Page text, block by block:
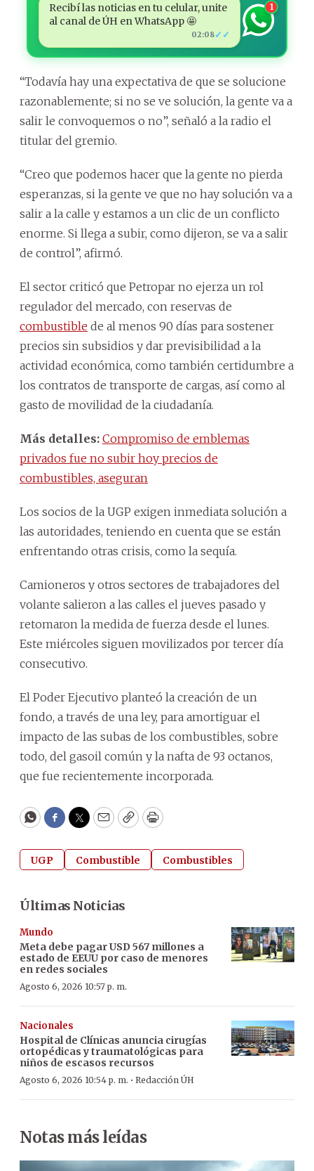
Recibí las noticias en tu celular, unite
al canal de ÚH en WhatsApp 🤩
02:08✓✓
1
“Todavía hay una expectativa de que se solucione
razonablemente; si no se ve solución, la gente va a
salir le convoquemos o no”, señaló a la radio el
titular del gremio.
“Creo que podemos hacer que la gente no pierda
esperanzas, si la gente ve que no hay solución va a
salir a la calle y estamos a un clic de un conflicto
enorme. Si llega a subir, como dijeron, se va a salir
de control”, afirmó.
El sector criticó que Petropar no ejerza un rol
regulador del mercado, con reservas de
combustible de al menos 90 días para sostener
precios sin subsidios y dar previsibilidad a la
actividad económica, como también certidumbre a
los contratos de transporte de cargas, así como al
gasto de movilidad de la ciudadanía.
Más detalles: Compromiso de emblemas
privados fue no subir hoy precios de
combustibles, aseguran
Los socios de la UGP exigen inmediata solución a
las autoridades, teniendo en cuenta que se están
enfrentando otras crisis, como la sequía.
Camioneros y otros sectores de trabajadores del
volante salieron a las calles el jueves pasado y
retomaron la medida de fuerza desde el lunes.
Este miércoles siguen movilizados por tercer día
consecutivo.
El Poder Ejecutivo planteó la creación de un
fondo, a través de una ley, para amortiguar el
impacto de las subas de los combustibles, sobre
todo, del gasoil común y la nafta de 93 octanos,
que fue recientemente incorporada.
WhatsApp
Facebook
Twitter
EmailCopyPrint
UGP Combustible Combustibles
Últimas Noticias
Mundo
Meta debe pagar USD 567 millones a
estado de EEUU por caso de menores
en redes sociales
Agosto 6, 2026 10:57 p. m.
Nacionales
Hospital de Clínicas anuncia cirugías
ortopédicas y traumatológicas para
niños de escasos recursos
Agosto 6, 2026 10:54 p. m. · Redacción ÚH
Notas más leídas